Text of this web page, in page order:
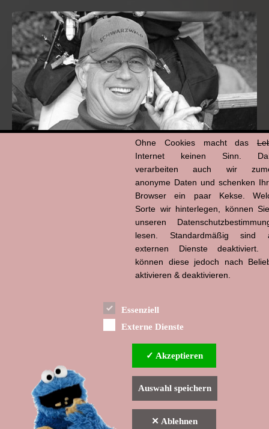
▲ nach oben Indexverzeichnis
Ohne Cookies macht das
Internet keinen Sinn.
verarbeiten auch wir
anonyme Daten und schenken
Browser ein paar Kekse.
Sorte wir hinterlegen, können
unseren
lesen. Standardmäßig sind
externen Dienste deaktiviert.
können diese jedoch nach
aktivieren & deaktivieren.
Essenziell
Externe Dienste
✓ Akzeptieren
Auswahl speichern
✕ Ablehnen